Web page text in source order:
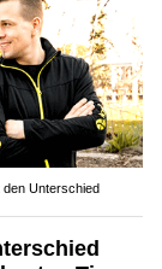
den Unterschied